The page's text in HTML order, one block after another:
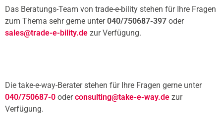
Das Beratungs-Team von trade-e-bility stehen für Ihre Fragen
zum Thema sehr gerne unter040/750687-397 oder
sales@trade-e-bility.de zur Verfügung.
Die take-e-way-Berater stehen für Ihre Fragen gerne unter
040/750687-0 oderconsulting@take-e-way.de zur
Verfügung.